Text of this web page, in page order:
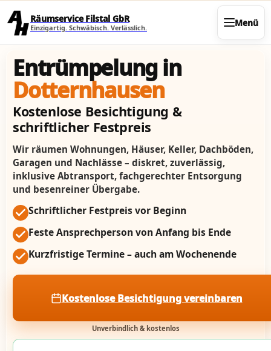
Räumservice Filstal GbR
Einzigartig. Schwäbisch. Verlässlich. Menü
Entrümpelung in
Dotternhausen
Kostenlose Besichtigung &
schriftlicher Festpreis
Wir räumen Wohnungen, Häuser, Keller, Dachböden,
Garagen und Nachlässe – diskret, zuverlässig,
inklusive Abtransport, fachgerechter Entsorgung
und besenreiner Übergabe.
Schriftlicher Festpreis vor Beginn
Feste Ansprechperson von Anfang bis Ende
Kurzfristige Termine – auch am Wochenende
Kostenlose Besichtigung vereinbaren
Unverbindlich & kostenlos